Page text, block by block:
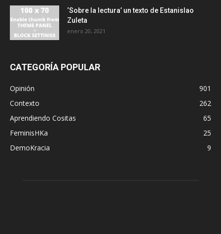
‘Sobre la lectura’ un texto de Estanislao
Zuleta
enero 20, 2021
CATEGORÍA POPULAR
Opinión
901
Contexto
262
Aprendiendo Cositas
65
FeminisHKa
25
DemoKracia
9